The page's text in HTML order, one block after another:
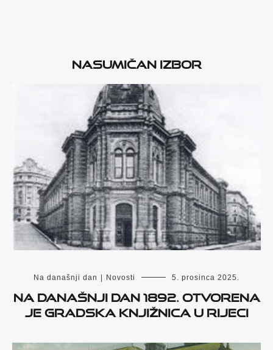
Nasumičan izbor
Na današnji dan | Novosti 5. prosinca 2025.
Na današnji dan 1892. otvorena
je gradska knjižnica u Rijeci